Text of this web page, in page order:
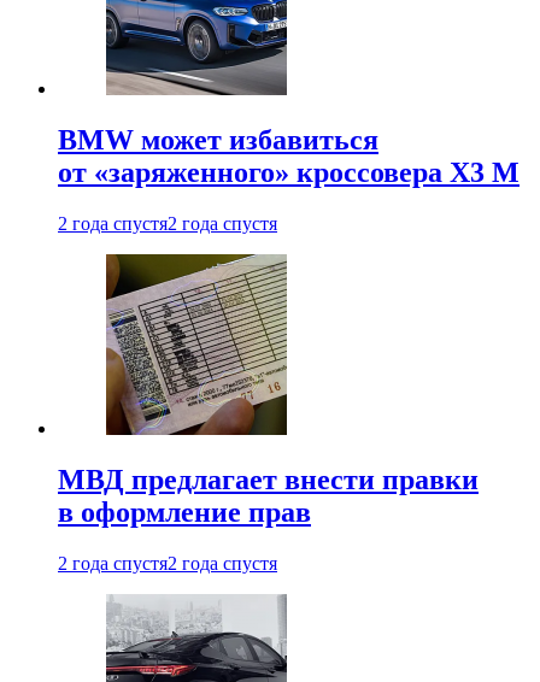
BMW может избавиться
от «заряженного» кроссовера X3 M
2 года спустя2 года спустя
МВД предлагает внести правки
в оформление прав
2 года спустя2 года спустя